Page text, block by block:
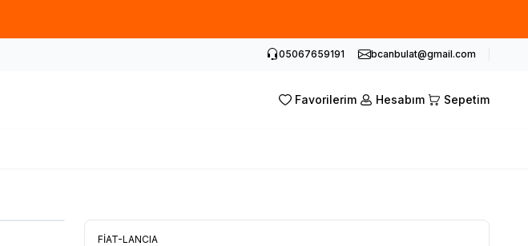
05067659191 bcanbulat@gmail.com
Favorilerim Hesabım Sepetim
FİAT-LANCIA